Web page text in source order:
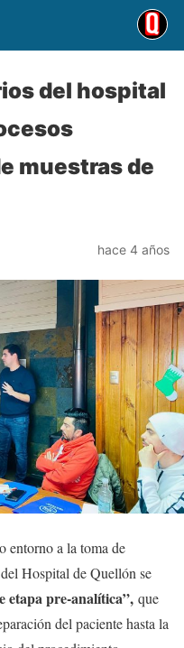
del hospital
muestras de
hace 4 años
entorno a la toma de
Hospital de Quellón se
etapa pre-analítica”, que
del paciente hasta la